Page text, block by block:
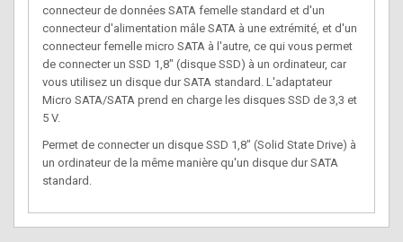
connecteur de données SATA femelle standard et d'un
connecteur d'alimentation mâle SATA à une extrémité, et d'un
connecteur femelle micro SATA à l'autre, ce qui vous permet
de connecter un SSD 1,8" (disque SSD) à un ordinateur, car
vous utilisez un disque dur SATA standard. L'adaptateur
Micro SATA/SATA prend en charge les disques SSD de 3,3 et
5 V.
Permet de connecter un disque SSD 1,8" (Solid State Drive) à
un ordinateur de la même manière qu'un disque dur SATA
standard.